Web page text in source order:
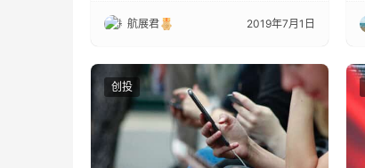
航展君 2019年7月1日
创投